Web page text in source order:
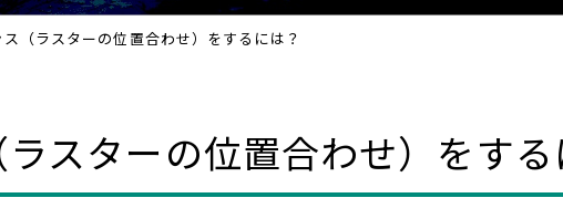
（ラスターの位置合わせ）をするには？
スターの位置合わせ）をする